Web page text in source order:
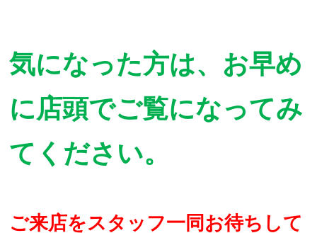
気になった方は、お早め
に店頭でご覧になってみ
てください。
ご来店をスタッフ一同お待ちして